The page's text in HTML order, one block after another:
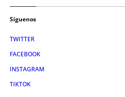
Síguenos
TWITTER
FACEBOOK
INSTAGRAM
TIKTOK